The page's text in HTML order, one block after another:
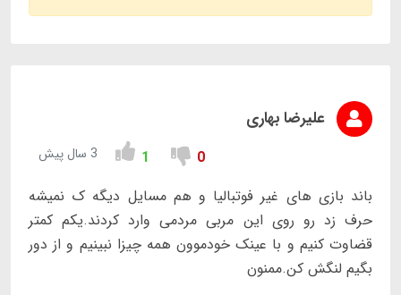
علیرضا بهاری
0
1 3 سال پیش
باند بازی های غیر فوتبالیا و هم مسایل دیگه ک نمیشه
حرف زد رو روی این مربی مردمی وارد کردند.یکم کمتر
قضاوت کنیم و با عینک خودموون همه چیزا نبینیم و از دور
بگیم لنگش کن.ممنون